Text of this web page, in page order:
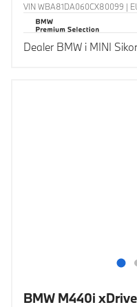
VIN WBA81DA060CX80099 |
Dealer BMW i MINI
BMW M440i